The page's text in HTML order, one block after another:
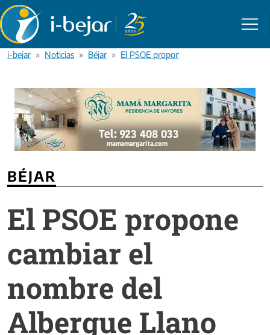
Pasar al contenido principal
i-bejar Noticias Béjar El PSOE propone cambiar el nombre
BÉJAR
El PSOE propone
cambiar el
nombre del
Albergue Llano